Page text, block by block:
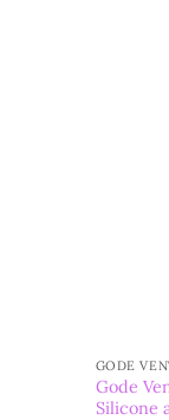
GODE
Gode
Silicone